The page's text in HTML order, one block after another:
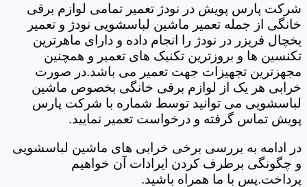
شرکت پارس پویش در نودژ تعمیر تمامی لوازم برقی
خانگی از جمله تعمیر ماشین لباسشویی نودژ و تعمیر
یخچال فریزر در نودژ را انجام داده و دارای ماهرترین
تکنسین ها و بروزترین تکنیک های تعمیر و همچنین
مجهزترین تجهیزات جهت تعمیر می باشد.در صورت
خرابی هر یک از لوازم برقی خانگی بخصوص ماشین
لباسشویی می توانید توسط شماره با شرکت پارس
پویش تماس گرفته و درخواست تعمیر نمایید.
در ادامه به بررسی برخی خرابی های ماشین لباسشویی
و چگونگی برطرف کردن ایرادات آن خواهیم
پرداخت.پس با ما همراه باشید.